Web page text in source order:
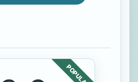
POPULAR